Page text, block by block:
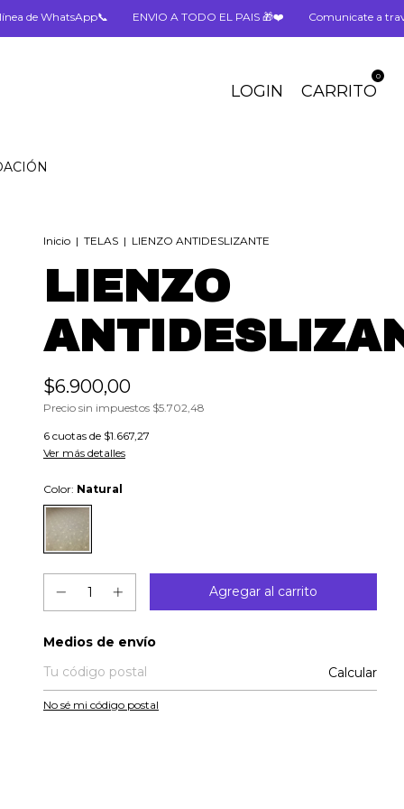
ENVIO A TODO EL PAIS 🎁❤️ Comunicate a través de
LOGIN CARRITO
0
Inicio | TELAS | LIENZO ANTIDESLIZANTE
LIENZO
$6.900,00
Precio sin impuestos $5.702,48
6 cuotas de $1.667,27
Ver más detalles
Color: Natural
Entregas para el CP:
Medios de envío
Calcular
No sé mi código postal